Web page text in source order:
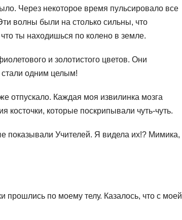
Через некоторое время пульсировало все
волны были на столько сильны, что
ты находишься по колено в земле.
и золотистого цветов. Они
стали одним целым!
отпускало. Каждая моя извилинка мозга
косточки, которые поскрипывали чуть-чуть.
показывали Учителей. Я видела их!? Мимика,
прошлись по моему телу. Казалось, что с моей